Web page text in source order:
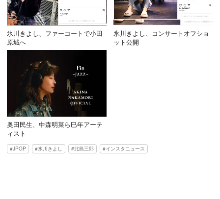
氷川きよし、ファーコートで小田
原城へ
氷川きよし、コンサートオフショ
ット公開
奥田民生、中森明菜ら巳年アーテ
ィスト
JPOP 氷川きよし 北島三郎 インスタニュース